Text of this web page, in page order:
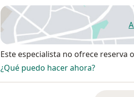
Disponibilidad
Este especialista no ofrece reserva
¿Qué puedo hacer ahora?